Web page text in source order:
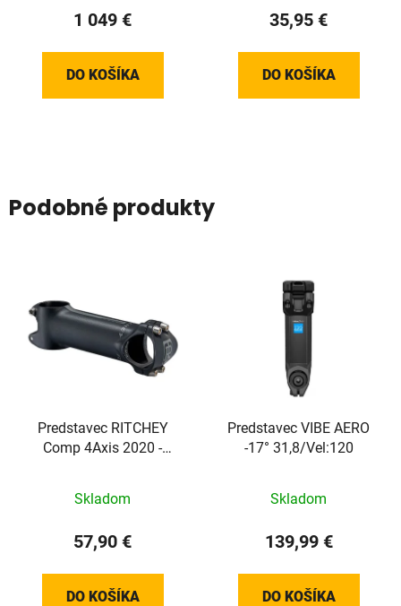
1 049 €
DO KOŠÍKA
35,95 €
DO KOŠÍKA
Podobné produkty
Predstavec RITCHEY
Comp 4Axis 2020 -
Skladom
57,90 €
DO KOŠÍKA
Predstavec VIBE AERO
-17° 31,8/Vel:120
Skladom
139,99 €
DO KOŠÍKA